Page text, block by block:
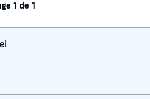
1 de 1